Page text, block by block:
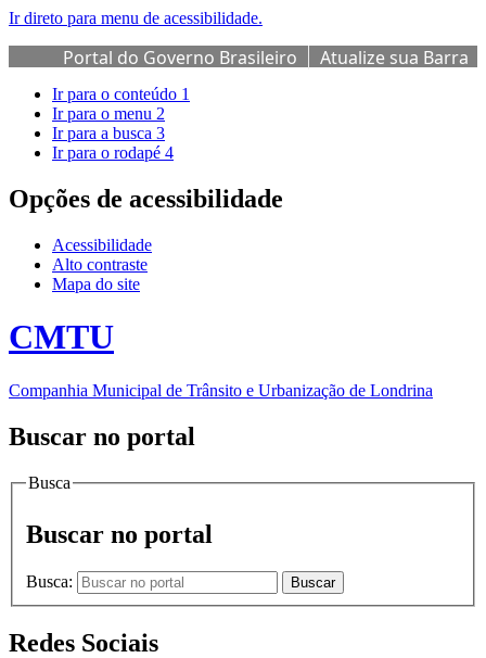
Ir direto para menu de acessibilidade.
Portal do Governo Brasileiro
Atualize sua Barra
de Governo
Ir para o conteúdo 1
Ir para o menu 2
Ir para a busca 3
Ir para o rodapé 4
Opções de acessibilidade
Acessibilidade
Alto contraste
Mapa do site
CMTU
Companhia Municipal de Trânsito e Urbanização de Londrina
Buscar no portal
Busca
Buscar no portal
Busca: Buscar
Redes Sociais